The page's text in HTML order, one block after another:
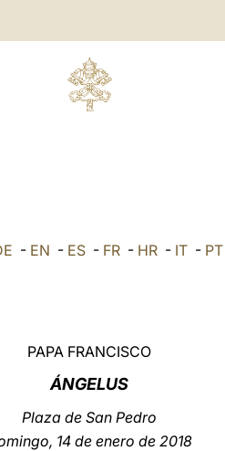
- EN - ES- FR- HR- IT- PT
PAPA FRANCISCO
ÁNGELUS
Plaza de San Pedro
14 de enero de 2018